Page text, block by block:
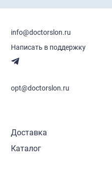
info@doctorslon.ru
Написать в поддержку
opt@doctorslon.ru
Доставка
Каталог